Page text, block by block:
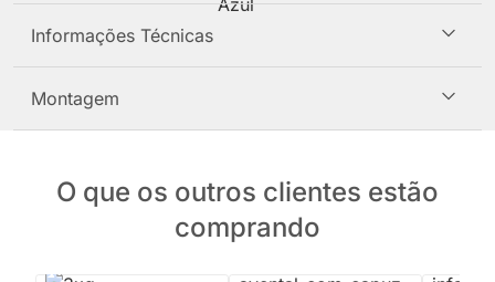
Informações Técnicas
Montagem
O que os outros clientes estão
comprando